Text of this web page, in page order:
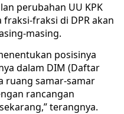
perubahan UU KPK
fraksi di DPR akan
masing.
posisinya
dalam DIM (Daftar
ruang samar-samar
rancangan
terangnya.